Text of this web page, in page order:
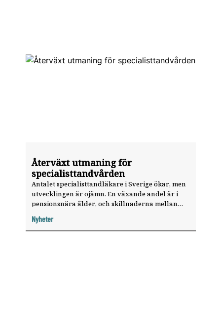
Återväxt utmaning för
specialisttandvården
Antalet specialisttandläkare i Sverige ökar, men
utvecklingen är ojämn. En växande andel är i
pensionsnära ålder, och skillnaderna mellan
aktuell statistik.
Nyheter